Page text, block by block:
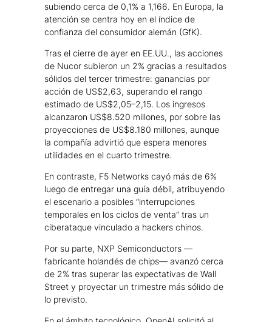
subiendo cerca de 0,1% a 1,166. En Europa, la
atención se centra hoy en el índice de
confianza del consumidor alemán (GfK).
Tras el cierre de ayer en EE.UU., las acciones
de Nucor subieron un 2% gracias a resultados
sólidos del tercer trimestre: ganancias por
acción de US$2,63, superando el rango
estimado de US$2,05–2,15. Los ingresos
alcanzaron US$8.520 millones, por sobre las
proyecciones de US$8.180 millones, aunque
la compañía advirtió que espera menores
utilidades en el cuarto trimestre.
En contraste, F5 Networks cayó más de 6%
luego de entregar una guía débil, atribuyendo
el escenario a posibles “interrupciones
temporales en los ciclos de venta” tras un
ciberataque vinculado a hackers chinos.
Por su parte, NXP Semiconductors —
fabricante holandés de chips— avanzó cerca
de 2% tras superar las expectativas de Wall
Street y proyectar un trimestre más sólido de
lo previsto.